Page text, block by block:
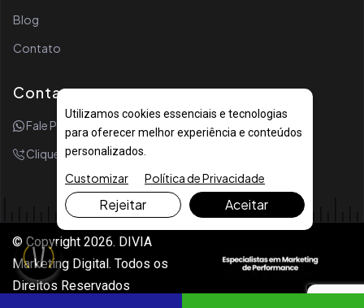
Blog
Contato
Contato
Fale Por WhatsApp
Clique Para Ligar
© Copyright 2026. DIVIA
Marketing Digital. Todos os
Direitos Reservados
Utilizamos cookies essenciais e tecnologias
para oferecer melhor experiência e conteúdos
personalizados.
Customizar Política de Privacidade
Rejeitar Aceitar